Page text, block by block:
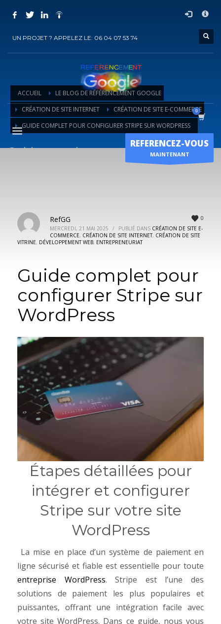
COMMENT ACHETER UN PRESTATION DE
Ajouter la prestation au panier
Vous recevrez sous 5 jours ouvrés un mail deconfirmationde
l'exécution de la prestation
Horaire d'ouverture
UN PROJET ? APPELEZ LE: 06 04 07 53 74
REFERENCEZ-VOUS
MAINTENANT
ACCUEIL
LE BLOG DE RÉFÉRENCEMENT GOOGLE
CRÉATION DE SITE INTERNET
CRÉATION DE SITE E-COMMERCE
GUIDE COMPLET POUR CONFIGURER STRIPE SUR WORDPRESS
Guide complet pour configurer
0
RefGG
MERCREDI, 21 MAI 2025 / PUBLIÉ DANS CRÉATION DE SITE E-
COMMERCE, CRÉATION DE SITE INTERNET, CRÉATION DE SITE
VITRINE, DÉVELOPPEMENT WEB, ENTREPRENEURIAT
Guide complet pour
configurer Stripe sur
WordPress
Étapes détaillées pour
intégrer et configurer
Stripe sur votre site
WordPress
La mise en place d’un système de paiement en
ligne sécurisé et fiable est essentielle pour toute
entreprise WordPress. Stripe est l’une des
solutions de paiement les plus populaires et
puissantes, offrant une intégration facile avec
votre site WordPress. Dans ce guide, nous vous